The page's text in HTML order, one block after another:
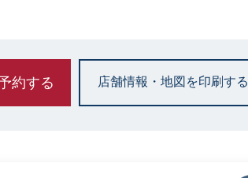
約する 店舗情報・地図を印刷する